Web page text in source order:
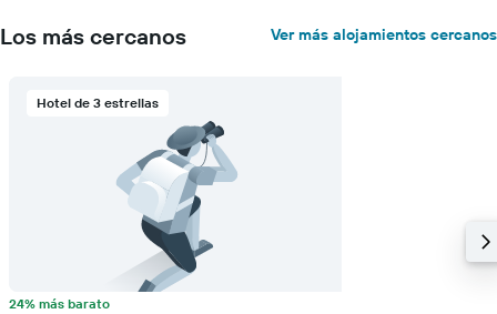
Los más cercanos Ver más alojamientos cercanos
Hotel de 3 estrellas
24% más barato